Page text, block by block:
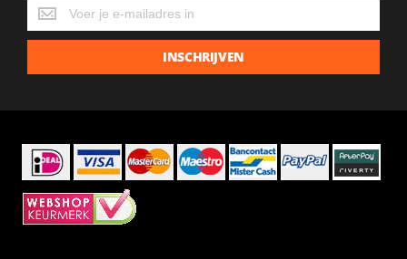
Krijg
de
laatste
INSCHRIJVEN